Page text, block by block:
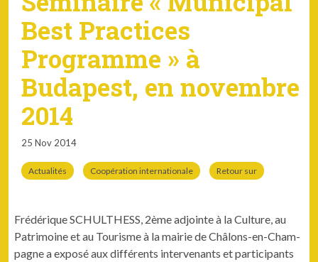
Best Practices
Programme » à
Budapest, en novembre
2014
25 Nov 2014
Actualités Coopération internationale Retour sur
Frédérique SCHULTHESS, 2ème adjointe à la Cul­ture, au
Pat­ri­moine et au Tourisme à la mairie de Châlons-en-Cham­
pagne a exposé aux dif­férents inter­venants et par­tic­i­pants